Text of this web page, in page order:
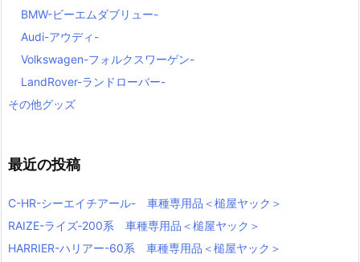
BMW-ビーエムダブリュー-
Audi-アウディ-
Volkswagen-フォルクスワーゲン-
LandRover-ランドローバー-
その他グッズ
最近の投稿
C-HR-シーエイチアール- 車種専用品＜槌屋ヤック＞
RAIZE-ライズ‐200系 車種専用品＜槌屋ヤック＞
HARRIER-ハリアー-60系 車種専用品＜槌屋ヤック＞